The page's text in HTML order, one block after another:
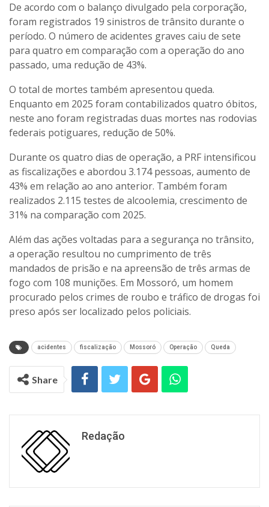
De acordo com o balanço divulgado pela corporação,
foram registrados 19 sinistros de trânsito durante o
período. O número de acidentes graves caiu de sete
para quatro em comparação com a operação do ano
passado, uma redução de 43%.
O total de mortes também apresentou queda.
Enquanto em 2025 foram contabilizados quatro óbitos,
neste ano foram registradas duas mortes nas rodovias
federais potiguares, redução de 50%.
Durante os quatro dias de operação, a PRF intensificou
as fiscalizações e abordou 3.174 pessoas, aumento de
43% em relação ao ano anterior. Também foram
realizados 2.115 testes de alcoolemia, crescimento de
31% na comparação com 2025.
Além das ações voltadas para a segurança no trânsito,
a operação resultou no cumprimento de três
mandados de prisão e na apreensão de três armas de
fogo com 108 munições. Em Mossoró, um homem
procurado pelos crimes de roubo e tráfico de drogas foi
preso após ser localizado pelos policiais.
acidentes fiscalização Mossoró Operação Queda
Share
Redação